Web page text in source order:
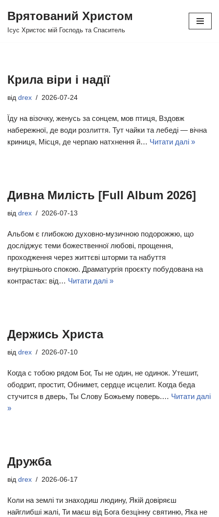
Перейти
Врятований Христом
Ісус Христос мій Господь та Спаситель
Крила віри і надії
від drex 2026-07-24
Їду на візочку, женусь за сонцем, мов птиця, Вздовж
набережної, де води розлиття. Тут чайки та лебеді — вічна
криниця, Місця, де черпаю натхнення й… Читати далі »
Дивна Милість [Full Album 2026]
від drex 2026-07-13
Альбом є глибокою духовно-музичною подорожжю, що
досліджує теми божественної любові, прощення,
проходження через життєві шторми та набуття
внутрішнього спокою. Драматургія проєкту побудована на
контрастах: від… Читати далі »
Держись Христа
від drex 2026-07-10
Когда с тобою рядом Бог, Ты не один, не одинок. Утешит,
ободрит, простит, Обнимет, сердце исцелит. Когда беда
стучится в дверь, Ты Слову Божьему поверь.… Читати далі
»
Дружба
від drex 2026-06-17
Коли на землі ти знаходиш людину, Якій довіряєш
найглибші жалі, Ти маєш від Бога безцінну святиню, Яка не